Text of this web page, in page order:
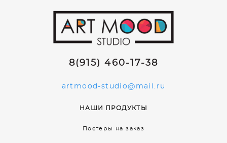
8(915) 460-17-38
artmood-studio@mail.ru
НАШИ ПРОДУКТЫ
Постеры на заказ